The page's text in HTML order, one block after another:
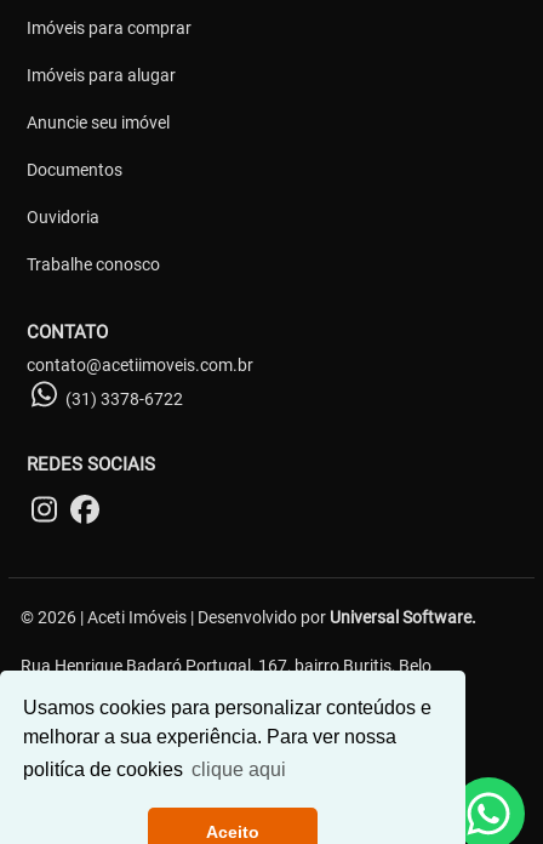
Usamos cookies para personalizar conteúdos e
melhorar a sua experiência. Para ver nossa
politíca de cookies clique aqui
Aceito
Imóveis para comprar
Imóveis para alugar
Anuncie seu imóvel
Documentos
Ouvidoria
Trabalhe conosco
CONTATO
contato@acetiimoveis.com.br
(31) 3378-6722
REDES SOCIAIS
© 2026 | Aceti Imóveis | Desenvolvido por Universal Software.
Rua Henrique Badaró Portugal, 167, bairro Buritis, Belo